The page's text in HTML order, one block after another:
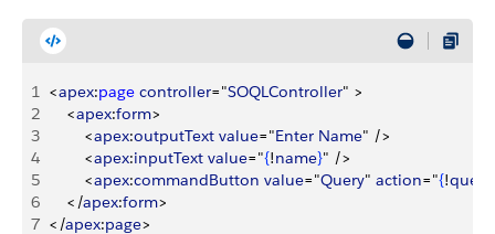
1 <apex:page controller="SOQLController" >
2
<apex:form>
3
<apex:outputText value="Enter Name" />
4
<apex:inputText value="{!name}" />
5
<apex:commandButton value="Query" action="{!query
6
< /apex:form>
7 < /apex:page>